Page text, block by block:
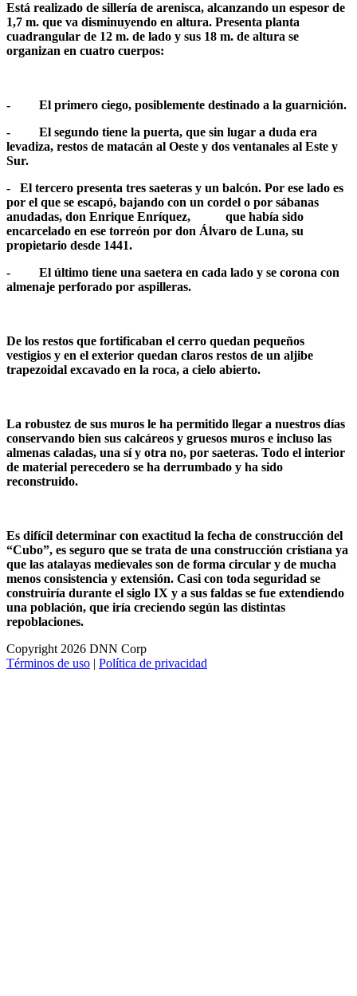
Está realizado de sillería de arenisca, alcanzando un espesor de
1,7 m. que va disminuyendo en altura. Presenta planta
cuadrangular de 12 m. de lado y sus 18 m. de altura se
organizan en cuatro cuerpos:
- El primero ciego, posiblemente destinado a la guarnición.
- El segundo tiene la puerta, que sin lugar a duda era
levadiza, restos de matacán al Oeste y dos ventanales al Este y
Sur.
- El tercero presenta tres saeteras y un balcón. Por ese lado es
por el que se escapó, bajando con un cordel o por sábanas
anudadas, don Enrique Enríquez, que había sido
encarcelado en ese torreón por don Álvaro de Luna, su
propietario desde 1441.
- El último tiene una saetera en cada lado y se corona con
almenaje perforado por aspilleras.
De los restos que fortificaban el cerro quedan pequeños
vestigios y en el exterior quedan claros restos de un aljibe
trapezoidal excavado en la roca, a cielo abierto.
La robustez de sus muros le ha permitido llegar a nuestros días
conservando bien sus calcáreos y gruesos muros e incluso las
almenas caladas, una sí y otra no, por saeteras. Todo el interior
de material perecedero se ha derrumbado y ha sido
reconstruido.
Es difícil determinar con exactitud la fecha de construcción del
“Cubo”, es seguro que se trata de una construcción cristiana ya
que las atalayas medievales son de forma circular y de mucha
menos consistencia y extensión. Casi con toda seguridad se
construiría durante el siglo IX y a sus faldas se fue extendiendo
una población, que iría creciendo según las distintas
repoblaciones.
Copyright 2026 DNN Corp
Términos de uso | Política de privacidad